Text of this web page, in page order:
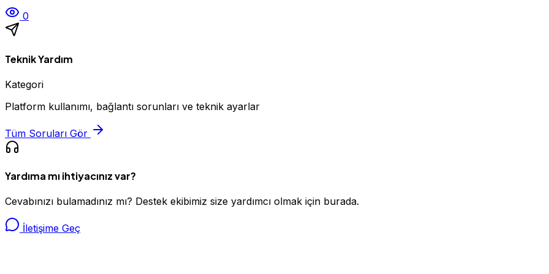
0
Teknik Yardım
Kategori
Platform kullanımı, bağlantı sorunları ve teknik ayarlar
Tüm Soruları Gör
Yardıma mı ihtiyacınız var?
Cevabınızı bulamadınız mı? Destek ekibimiz size yardımcı olmak için burada.
İletişime Geç